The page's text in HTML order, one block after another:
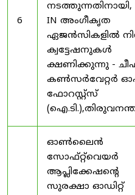
6
നടത്തുന്നതിനായി,
IN അംഗീകൃത
ഏജൻസികളിൽ
ക്വട്ടേഷനുകൾ
ക്ഷണിക്കുന്നു -
കൺസർവേറ്റർ
ഫോറസ്റ്റ്സ്
ഓൺലൈൻ
സോഫ്റ്റ്‌വെയർ
ആപ്ലിക്കേഷന്റെ
സുരക്ഷാ ഓഡിറ്റ്